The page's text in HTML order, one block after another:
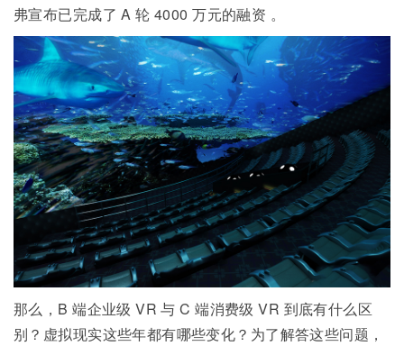
弗宣布已完成了A 轮 4000 万元的融资 。
那么，B 端企业级 VR 与 C 端消费级 VR 到底有什么区
别？虚拟现实这些年都有哪些变化？为了解答这些问题，